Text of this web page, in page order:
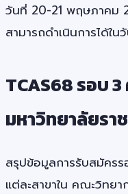
วันที่ 20-21 พฤษภาคม
สามารถดำเนินการได้
TCAS68 รอบ
มหาวิทยาลัยร
สรุปข้อมูลการรับสมัคร
แต่ละสาขาใน คณะวิทยา